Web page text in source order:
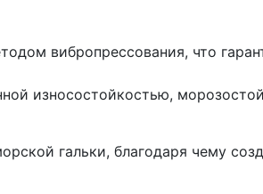
вибропрессования, что
износостойкостью,
гальки, благодаря чему